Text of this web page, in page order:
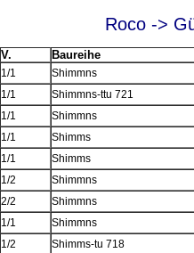
Roco ->
V. Baureihe
1/1 Shimmns
1/1 Shimmns-ttu 721
1/1 Shimmns
1/1 Shimms
1/1 Shimms
1/2 Shimmns
2/2 Shimmns
1/1 Shimmns
1/2 Shimms-tu 718